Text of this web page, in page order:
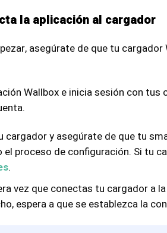
la aplicación al cargador
asegúrate de que tu
Wallbox e inicia sesión con tus
cargador y asegúrate de que tu
proceso de configuración. Si tu
.
vez que conectas tu cargador a
espera a que se establezca la